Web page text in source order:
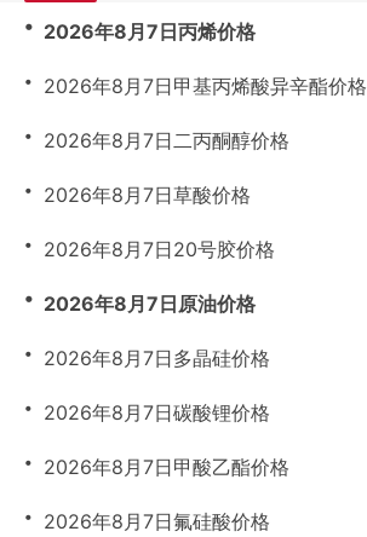
・ 2026年8月7日丙烯价格
・ 2026年8月7日甲基丙烯酸异辛酯价格
・ 2026年8月7日二丙酮醇价格
・ 2026年8月7日草酸价格
・ 2026年8月7日20号胶价格
・ 2026年8月7日原油价格
・ 2026年8月7日多晶硅价格
・ 2026年8月7日碳酸锂价格
・ 2026年8月7日甲酸乙酯价格
・ 2026年8月7日氟硅酸价格